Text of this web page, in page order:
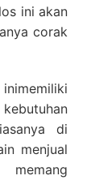
ini akan
corak
di
menjual